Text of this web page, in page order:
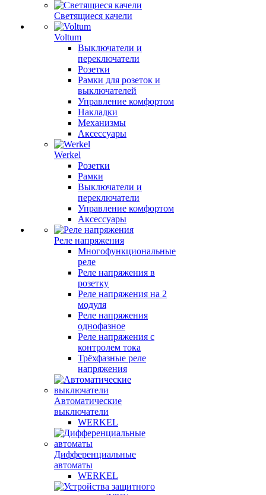
Светящиеся качели
Voltum
Выключатели и
переключатели
Розетки
Рамки для розеток и
выключателей
Управление комфортом
Накладки
Механизмы
Аксессуары
Werkel
Розетки
Рамки
Выключатели и
переключатели
Управление комфортом
Аксессуары
Реле напряжения
Многофункциональные
реле
Реле напряжения в
розетку
Реле напряжения на 2
модуля
Реле напряжения
однофазное
Реле напряжения с
контролем тока
Трёхфазные реле
напряжения
Автоматические
выключатели
WERKEL
Дифференциальные
автоматы
WERKEL